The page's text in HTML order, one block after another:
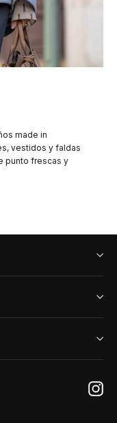
made in
vestidos y faldas
punto frescas y